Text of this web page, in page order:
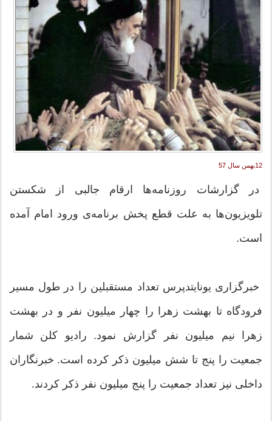
12بهمن سال 57
در گزارشات روزنامه‌ها ارقام جالبی از شکستن
تلویزیون‌ها به علت قطع پخش برنامه‌ی ورود امام آمده
است.
خبرگزاری یونایتدپرس تعداد مستقبلین را در طول مسیر
فرودگاه تا بهشت زهرا را چهار میلیون نفر و در بهشت
زهرا نیم میلیون نفر گزارش نمود. رادیو کلن شمار
جمعیت را پنج تا شش میلیون ذکر کرده است. خبرنگاران
داخلی نیز تعداد جمعیت را پنج میلیون نفر ذکر کردند.